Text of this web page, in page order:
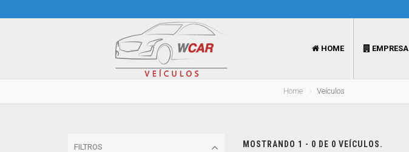
HOME EMPRESA
Home Veículos
FILTROS MOSTRANDO 1 - 0 DE 0 VEÍCULOS.